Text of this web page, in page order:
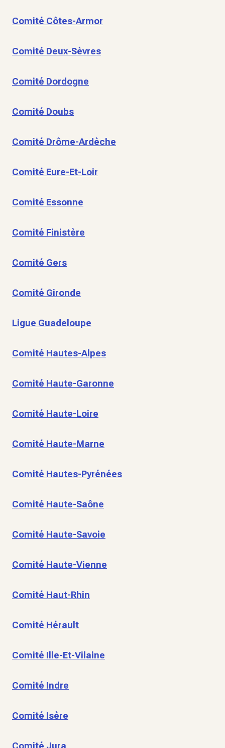
Comité Côtes-Armor
Comité Deux-Sèvres
Comité Dordogne
Comité Doubs
Comité Drôme-Ardèche
Comité Eure-Et-Loir
Comité Essonne
Comité Finistère
Comité Gers
Comité Gironde
Ligue Guadeloupe
Comité Hautes-Alpes
Comité Haute-Garonne
Comité Haute-Loire
Comité Haute-Marne
Comité Hautes-Pyrénées
Comité Haute-Saône
Comité Haute-Savoie
Comité Haute-Vienne
Comité Haut-Rhin
Comité Hérault
Comité Ille-Et-Vilaine
Comité Indre
Comité Isère
Comité Jura